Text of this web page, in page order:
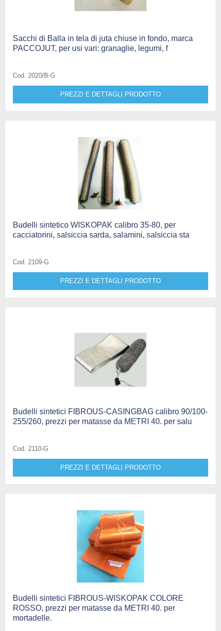
Sacchi di Balla in tela di juta chiuse in fondo, marca
PACCOJUT, per usi vari: granaglie, legumi, f
Cod. 2020/B-G
PREZZI E DETTAGLI PRODOTTO
Budelli sintetico WISKOPAK calibro 35-80, per
cacciatorini, salsiccia sarda, salamini, salsiccia sta
Cod. 2109-G
PREZZI E DETTAGLI PRODOTTO
Budelli sintetici FIBROUS-CASINGBAG calibro 90/100-
255/260, prezzi per matasse da METRI 40. per salu
Cod. 2110-G
PREZZI E DETTAGLI PRODOTTO
Budelli sintetici FIBROUS-WISKOPAK COLORE
ROSSO, prezzi per matasse da METRI 40. per
mortadelle.